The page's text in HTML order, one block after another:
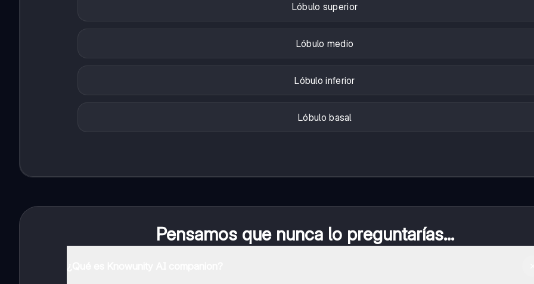
Lóbulo superior
Lóbulo medio
Lóbulo inferior
Lóbulo basal
Pensamos que nunca lo preguntarías...